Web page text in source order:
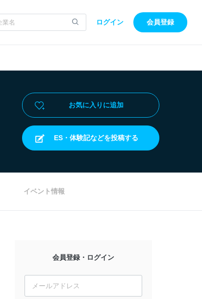
ログイン 会員登録
お気に入りに追加
ES・体験記などを投稿する
イベント情報
会員登録・ログイン